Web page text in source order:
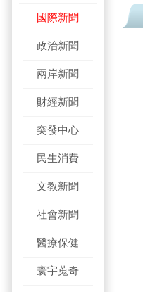
國際新聞
政治新聞
兩岸新聞
財經新聞
突發中心
民生消費
文教新聞
社會新聞
醫療保健
寰宇蒐奇